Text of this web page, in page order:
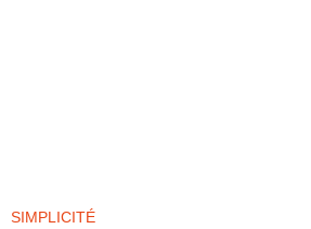
SIMPLICITÉ